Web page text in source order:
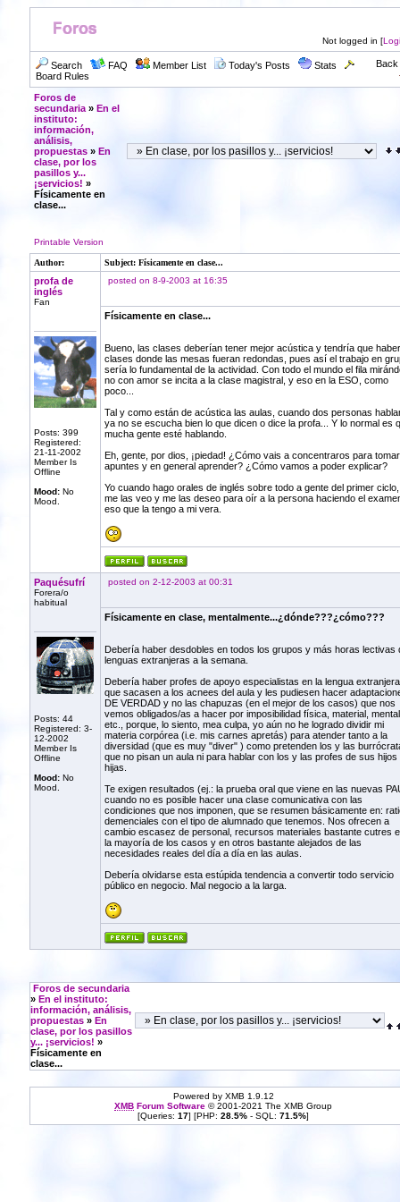
Not logged in [
Search FAQ Member List Today's Posts
Stats
Board Rules
Back
Foros de
secundaria» En el
instituto:
información,
análisis,
propuestas» En
clase, por los
pasillos y...
¡servicios! »
Físicamente en
clase...
Printable Version
Author: Subject: Físicamente en clase...
profa de
inglés
Fan
Posts: 399
Registered:
21-11-2002
Member Is
Offline
Mood:No
Mood.
posted on 8-9-2003 at 16:35
Físicamente en clase...
Bueno, las clases deberían tener mejor acústica y tendría que haber
clases donde las mesas fueran redondas, pues así el trabajo en
sería lo fundamental de la actividad. Con todo el mundo el fila
no con amor se incita a la clase magistral, y eso en la ESO, como
poco...
Tal y como están de acústica las aulas, cuando dos personas
ya no se escucha bien lo que dicen o dice la profa... Y lo normal es
mucha gente esté hablando.
Eh, gente, por dios, ¡piedad! ¿Cómo vais a concentraros para tomar
apuntes y en general aprender? ¿Cómo vamos a poder explicar?
Yo cuando hago orales de inglés sobre todo a gente del primer ciclo,
me las veo y me las deseo para oír a la persona haciendo el
eso que la tengo a mi vera.
Paquésufrí
Forera/o
habitual
Posts: 44
Registered: 3-
12-2002
Member Is
Offline
Mood:No
Mood.
posted on 2-12-2003 at 00:31
Físicamente en clase, mentalmente...¿dónde???¿cómo???
Debería haber desdobles en todos los grupos y más horas lectivas
lenguas extranjeras a la semana.
Debería haber profes de apoyo especialistas en la lengua extranjera
que sacasen a los acnees del aula y les pudiesen hacer
DE VERDAD y no las chapuzas (en el mejor de los casos) que nos
vemos obligados/as a hacer por imposibilidad física, material,
etc., porque, lo siento, mea culpa, yo aún no he logrado dividir mi
materia corpórea (i.e. mis carnes apretás) para atender tanto a la
diversidad (que es muy "diver" ) como pretenden los y las
que no pisan un aula ni para hablar con los y las profes de sus hijos
hijas.
Te exigen resultados (ej.: la prueba oral que viene en las nuevas
cuando no es posible hacer una clase comunicativa con las
condiciones que nos imponen, que se resumen básicamente en:
demenciales con el tipo de alumnado que tenemos. Nos ofrecen a
cambio escasez de personal, recursos materiales bastante cutres
la mayoría de los casos y en otros bastante alejados de las
necesidades reales del día a día en las aulas.
Debería olvidarse esta estúpida tendencia a convertir todo servicio
público en negocio. Mal negocio a la larga.
Foros de secundaria
» En el instituto:
información, análisis,
propuestas» En
clase, por los pasillos
y... ¡servicios! »
Físicamente en
clase...
Powered by XMB 1.9.12
XMB Forum Software © 2001-2021 The XMB Group
[Queries: 17] [PHP: 28.5% - SQL: 71.5%]